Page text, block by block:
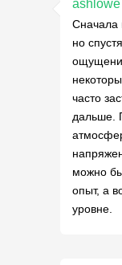
Сначала
но
часто
дальше.
можно
опыт, а
уровне.